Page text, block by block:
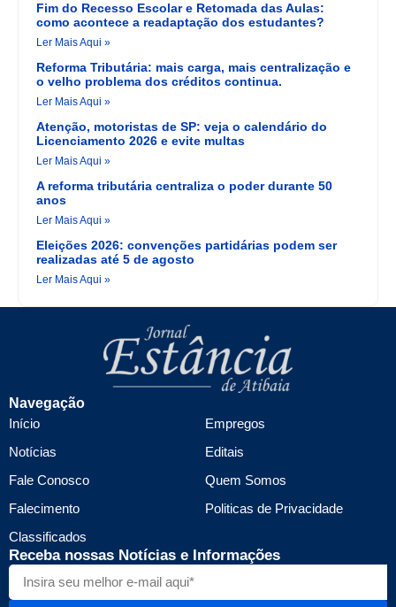
Fim do Recesso Escolar e Retomada das Aulas:
como acontece a readaptação dos estudantes?
Ler Mais Aqui »
Reforma Tributária: mais carga, mais centralização e
o velho problema dos créditos continua.
Ler Mais Aqui »
Atenção, motoristas de SP: veja o calendário do
Licenciamento 2026 e evite multas
Ler Mais Aqui »
A reforma tributária centraliza o poder durante 50
anos
Ler Mais Aqui »
Eleições 2026: convenções partidárias podem ser
realizadas até 5 de agosto
Ler Mais Aqui »
Navegação
Início
Notícias
Fale Conosco
Falecimento
Classificados
Empregos
Editais
Quem Somos
Politicas de Privacidade
Receba nossas Notícias e Informações